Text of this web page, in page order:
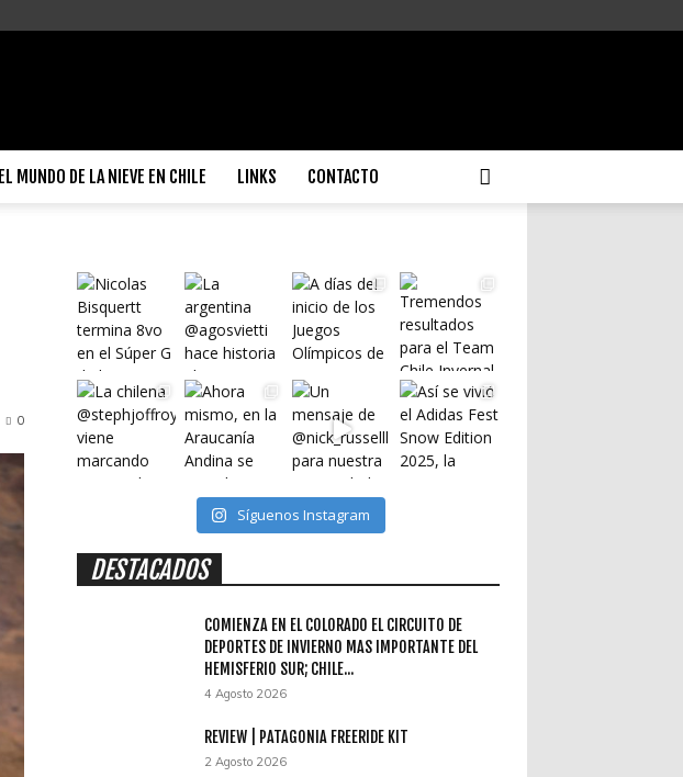
EL MUNDO DE LA NIEVE EN CHILE LINKS CONTACTO
0
Síguenos Instagram
DESTACADOS
COMIENZA EN EL COLORADO EL CIRCUITO DE
DEPORTES DE INVIERNO MAS IMPORTANTE DEL
HEMISFERIO SUR; CHILE...
4 Agosto 2026
REVIEW | PATAGONIA FREERIDE KIT
2 Agosto 2026